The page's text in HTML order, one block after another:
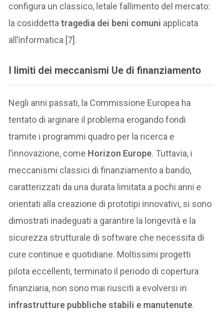
configura un classico, letale fallimento del mercato:
la cosiddettatragedia dei beni comuni applicata
all’informatica [7].
I limiti dei meccanismi Ue di finanziamento
Negli anni passati, la Commissione Europea ha
tentato di arginare il problema erogando fondi
tramite i programmi quadro per la ricerca e
l’innovazione, come Horizon Europe. Tuttavia, i
meccanismi classici di finanziamento a bando,
caratterizzati da una durata limitata a pochi anni e
orientati alla creazione di prototipi innovativi, si sono
dimostrati inadeguati a garantire la longevità e la
sicurezza strutturale di software che necessita di
cure continue e quotidiane. Moltissimi progetti
pilota eccellenti, terminato il periodo di copertura
finanziaria, non sono mai riusciti a evolversi in
infrastrutture pubbliche stabili e manutenute.